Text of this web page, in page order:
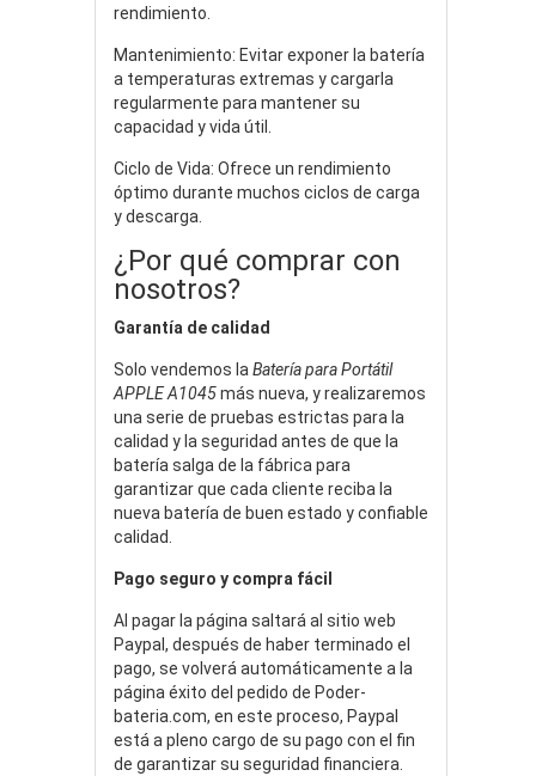
rendimiento.
Mantenimiento: Evitar exponer la batería
a temperaturas extremas y cargarla
regularmente para mantener su
capacidad y vida útil.
Ciclo de Vida: Ofrece un rendimiento
óptimo durante muchos ciclos de carga
y descarga.
¿Por qué comprar con
nosotros?
Garantía de calidad
Solo vendemos la Batería para Portátil
APPLE A1045más nueva, y realizaremos
una serie de pruebas estrictas para la
calidad y la seguridad antes de que la
batería salga de la fábrica para
garantizar que cada cliente reciba la
nueva batería de buen estado y confiable
calidad.
Pago seguro y compra fácil
Al pagar la página saltará al sitio web
Paypal, después de haber terminado el
pago, se volverá automáticamente a la
página éxito del pedido de Poder-
bateria.com, en este proceso, Paypal
está a pleno cargo de su pago con el fin
de garantizar su seguridad financiera.